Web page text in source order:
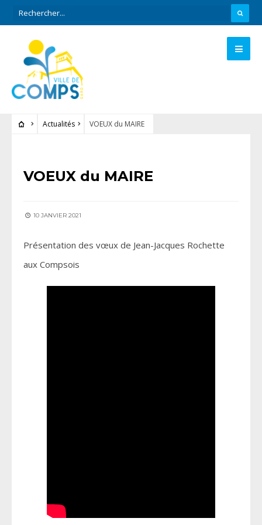
Actualités VOEUX du MAIRE
VOEUX du MAIRE
10 JANVIER 2021
Présentation des vœux de Jean-Jacques Rochette
aux Compsois